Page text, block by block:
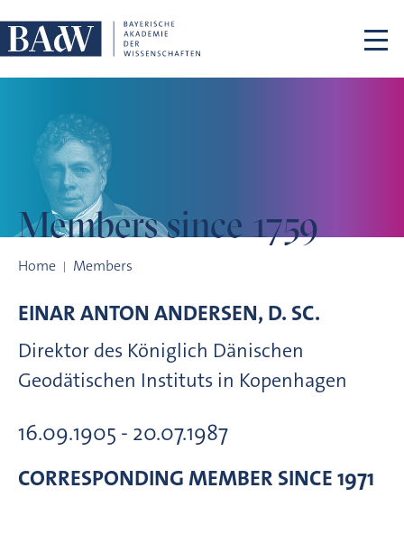
Members since 1759
Home Members
EINAR ANTON ANDERSEN, D. SC.
Direktor des Königlich Dänischen
Geodätischen Instituts in Kopenhagen
16.09.1905 - 20.07.1987
CORRESPONDING MEMBER SINCE 1971